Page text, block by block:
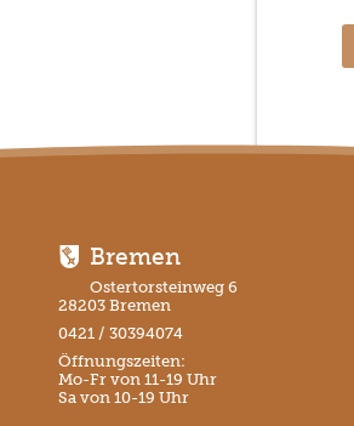
Bremen
Ostertorsteinweg 6
28203 Bremen
0421 / 30394074
Öffnungszeiten:
Mo-Fr von 11-19 Uhr
Sa von 10-19 Uhr